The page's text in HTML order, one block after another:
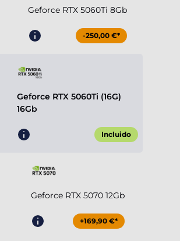
Geforce RTX 5060Ti 8Gb
-250,00 €*
Geforce RTX 5060Ti (16G)
16Gb
Incluido
Geforce RTX 5070 12Gb
+169,90 €*